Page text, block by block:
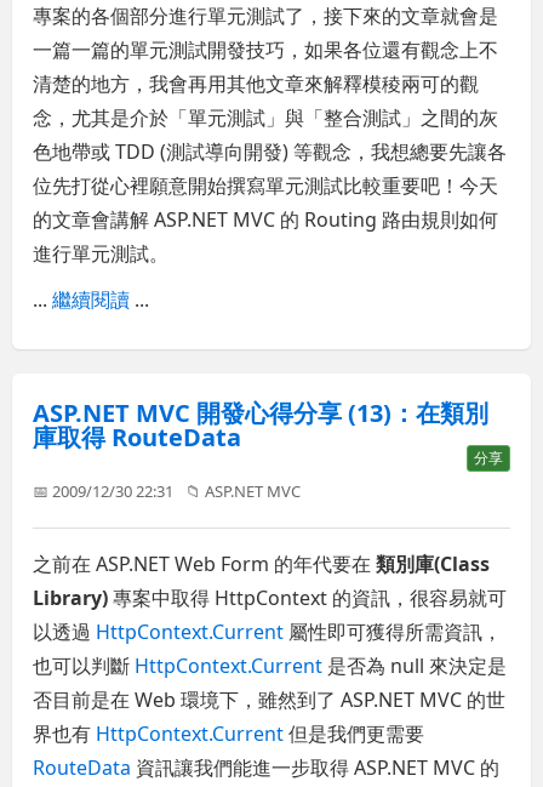
專案的各個部分進行單元測試了，接下來的文章就會是
一篇一篇的單元測試開發技巧，如果各位還有觀念上不
清楚的地方，我會再用其他文章來解釋模稜兩可的觀
念，尤其是介於「單元測試」與「整合測試」之間的灰
色地帶或 TDD (測試導向開發) 等觀念，我想總要先讓各
位先打從心裡願意開始撰寫單元測試比較重要吧！今天
的文章會講解 ASP.NET MVC 的 Routing 路由規則如何
進行單元測試。
...繼續閱讀 ...
ASP.NET MVC 開發心得分享 (13)：在類別
庫取得 RouteData
分享
📅 2009/12/30 22:31 📁ASP.NET MVC
之前在 ASP.NET Web Form 的年代要在類別庫(Class
Library)專案中取得 HttpContext 的資訊，很容易就可
以透過 HttpContext.Current 屬性即可獲得所需資訊，
也可以判斷 HttpContext.Current 是否為 null 來決定是
否目前是在 Web 環境下，雖然到了 ASP.NET MVC 的世
界也有 HttpContext.Current但是我們更需要
RouteData 資訊讓我們能進一步取得 ASP.NET MVC 的